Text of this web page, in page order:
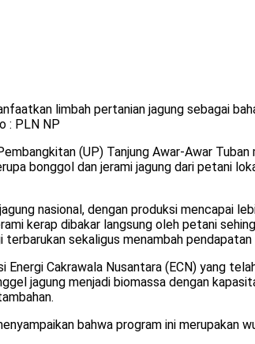
limbah pertanian jagung sebagai
: PLN NP
(UP) Tanjung Awar-Awar
bonggol dan jerami jagung dari petani
nasional, dengan produksi mencapai
kerap dibakar langsung oleh petani
sekaligus menambah
Energi Cakrawala Nusantara (ECN) yang
jagung menjadi biomassa dengan
bahwa program ini